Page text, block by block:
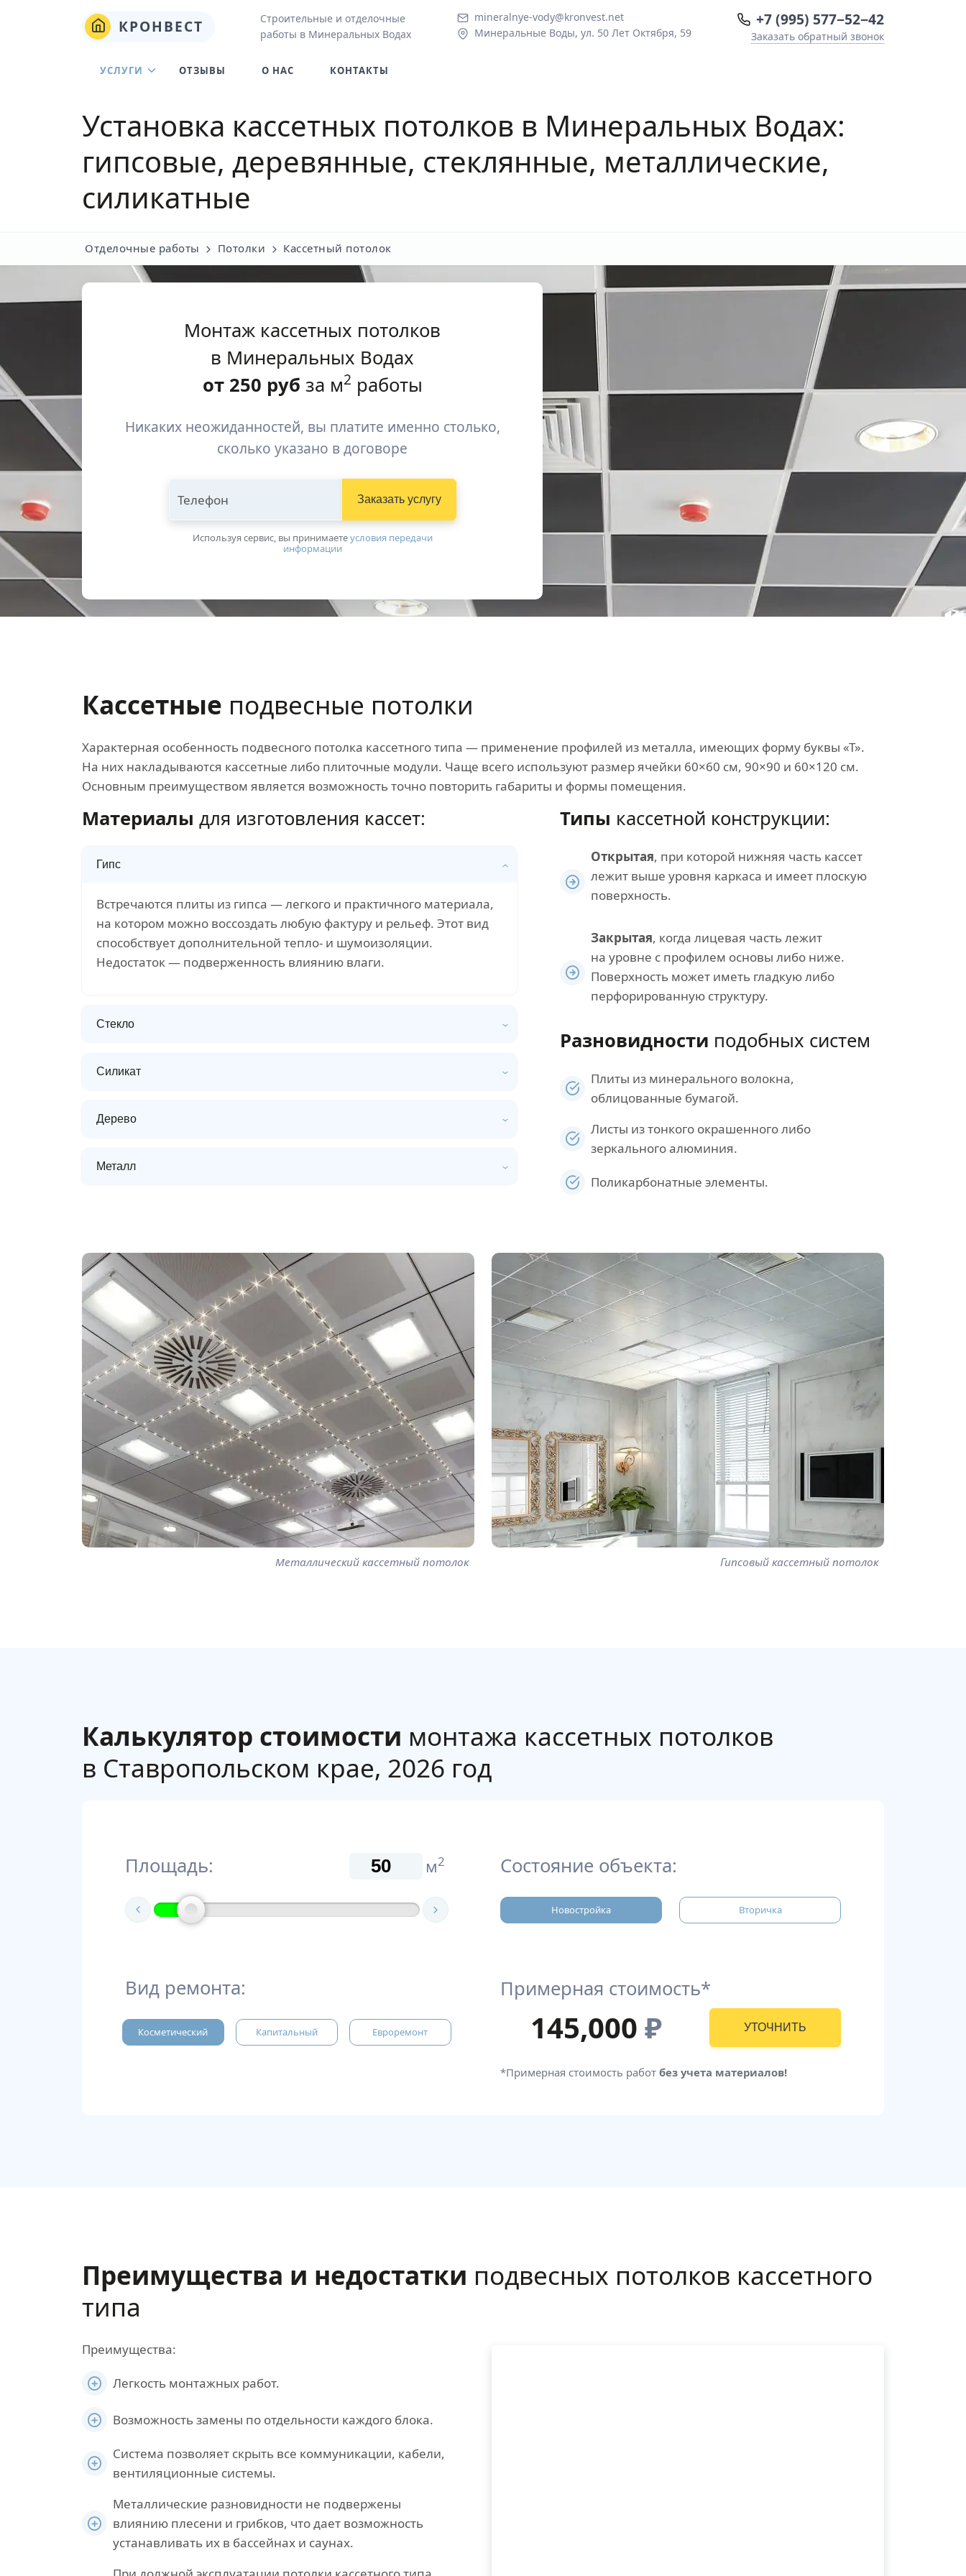
КРОНВЕСТ
Строительные и отделочные
работы в Минеральных Водах
mineralnye-vody@kronvest.net
Минеральные Воды, ул. 50 Лет Октября, 59
+7 (995) 577−52−42
Заказать обратный звонок
УСЛУГИ ОТЗЫВЫ О НАС КОНТАКТЫ
Установка кассетных потолков в Минеральных Водах:
гипсовые, деревянные, стеклянные, металлические,
силикатные
Отделочные работы Потолки Кассетный потолок
Монтаж кассетных потолков
в Минеральных Водах
от 250 руб за м2 работы
Никаких неожиданностей, вы платите именно столько,
сколько указано в договоре
Телефон Заказать услугу
Используя сервис, вы принимаетeусловия передачи
информации
Кассетные подвесные потолки
Характерная особенность подвесного потолка кассетного типа — применение профилей из металла, имеющих форму буквы «Т».
На них накладываются кассетные либо плиточные модули. Чаще всего используют размер ячейки 60×60 см, 90×90 и 60×120 см.
Основным преимуществом является возможность точно повторить габариты и формы помещения.
Материалы для изготовления кассет:
Гипс
Встречаются плиты из гипса — легкого и практичного материала,
на котором можно воссоздать любую фактуру и рельеф. Этот вид
способствует дополнительной тепло- и шумоизоляции.
Недостаток — подверженность влиянию влаги.
Стекло
Силикат
Дерево
Металл
Типы кассетной конструкции:
Открытая, при которой нижняя часть кассет
лежит выше уровня каркаса и имеет плоскую
поверхность.
Закрытая, когда лицевая часть лежит
на уровне с профилем основы либо ниже.
Поверхность может иметь гладкую либо
перфорированную структуру.
Разновидности подобных систем
Плиты из минерального волокна,
облицованные бумагой.
Листы из тонкого окрашенного либо
зеркального алюминия.
Поликарбонатные элементы.
Металлический кассетный потолок Гипсовый кассетный потолок
Калькулятор стоимости монтажа кассетных потолков
в Ставропольском крае, 2026 год
Площадь: м2
Вид ремонта:
Косметический Капитальный Евроремонт
Состояние объекта:
Новостройка Вторичка
Примерная стоимость*
145,000 ₽ УТОЧНИТЬ
*Примерная стоимость работ без учета материалов!
Преимущества и недостатки подвесных потолков кассетного
типа
Преимущества:
Легкость монтажных работ.
Возможность замены по отдельности каждого блока.
Система позволяет скрыть все коммуникации, кабели,
вентиляционные системы.
Металлические разновидности не подвержены
влиянию плесени и грибков, что дает возможность
устанавливать их в бассейнах и саунах.